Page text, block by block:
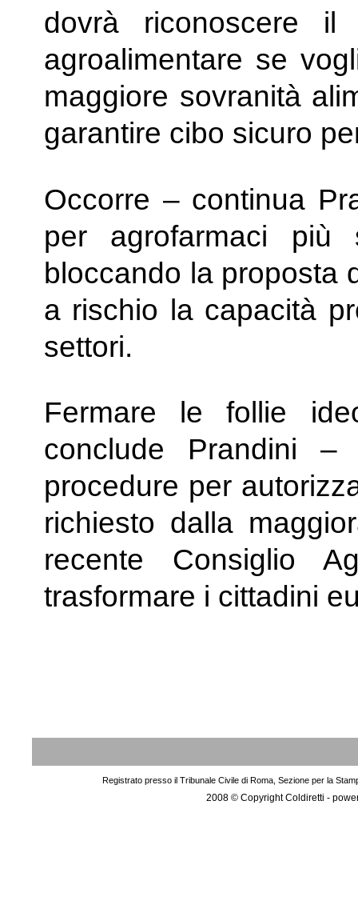
dovrà riconoscere
agroalimentare se
maggiore sovranità
garantire cibo sicuro
Occorre – continua
per agrofarmaci più
bloccando la proposta
a rischio la capacità
settori.
Fermare le follie
conclude Prandini –
procedure per
richiesto dalla
recente Consiglio
trasformare i cittadini
Registrato presso il Tribunale Civile di Roma, Sezione per la
2008 © Copyright Coldiretti -